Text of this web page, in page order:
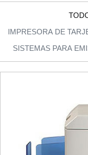
IMPRESORA DE
SISTEMAS PARA